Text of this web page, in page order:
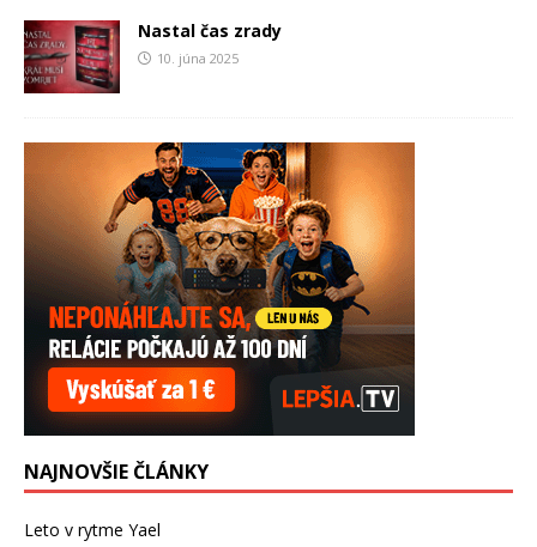
Nastal čas zrady
10. júna 2025
NAJNOVŠIE ČLÁNKY
Leto v rytme Yael